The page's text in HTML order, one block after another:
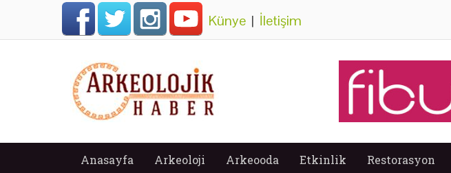
Künye | İletişim
Anasayfa Arkeoloji Arkeooda Etkinlik Restorasyon